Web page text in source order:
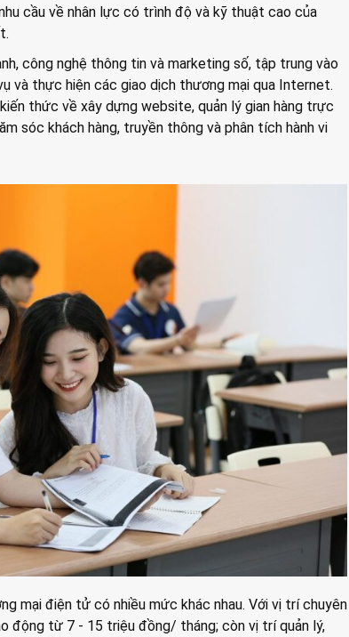
cầu về nhân lực có trình độ và kỹ thuật cao của
công nghệ thông tin và marketing số, tập trung vào
và thực hiện các giao dịch thương mại qua Internet.
thức về xây dựng website, quản lý gian hàng trực
sóc khách hàng, truyền thông và phân tích hành vi
mại điện tử có nhiều mức khác nhau. Với vị trí chuyên
động từ 7 - 15 triệu đồng/ tháng; còn vị trí quản lý,